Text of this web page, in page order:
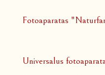
Fotoaparatas
Universalus